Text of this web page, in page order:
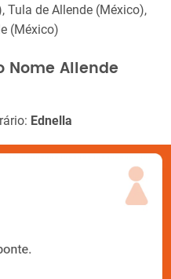
Tula de Allende (México),
(México)
Nome Allende
Ednella